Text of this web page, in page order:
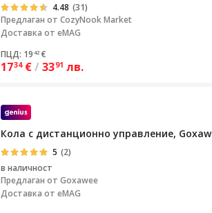
4.48 (31)
Предлаган от CozyNook Market
Доставка от eMAG
ПЦД: 19 42 €
1734 €/ 3391 лв.
Кола с дистанционно управление,
5 (2)
в наличност
Предлаган от Goxawee
Доставка от eMAG